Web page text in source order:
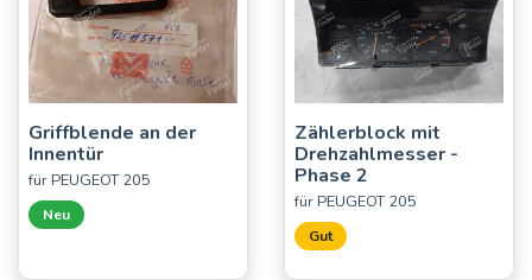
Griffblende an der
Innentür
für PEUGEOT 205
Neu
Zählerblock mit
Drehzahlmesser -
Phase 2
für PEUGEOT 205
Gut